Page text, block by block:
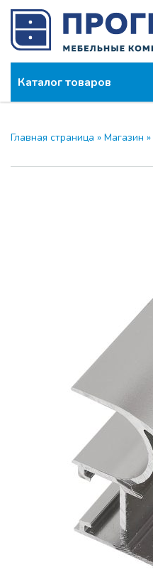
Каталог товаров
Главная страница » Магазин »